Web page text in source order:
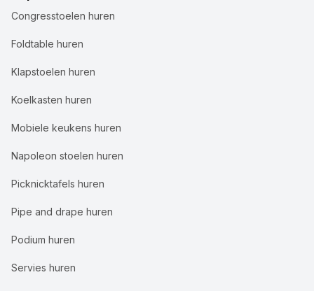
Congresstoelen huren
Foldtable huren
Klapstoelen huren
Koelkasten huren
Mobiele keukens huren
Napoleon stoelen huren
Picknicktafels huren
Pipe and drape huren
Podium huren
Servies huren